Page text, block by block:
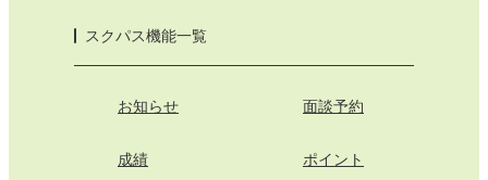
スクパス機能一覧
お知らせ 面談予約
成績 ポイント